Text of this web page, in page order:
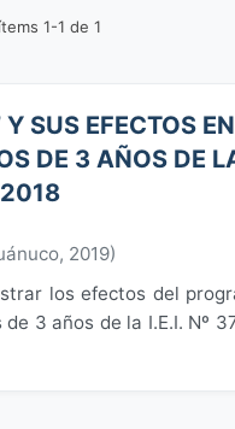
1-1 de 1
SUS EFECTOS
DE 3 AÑOS DE
, 2019)
los efectos del
3 años de la I.E.I. Nº